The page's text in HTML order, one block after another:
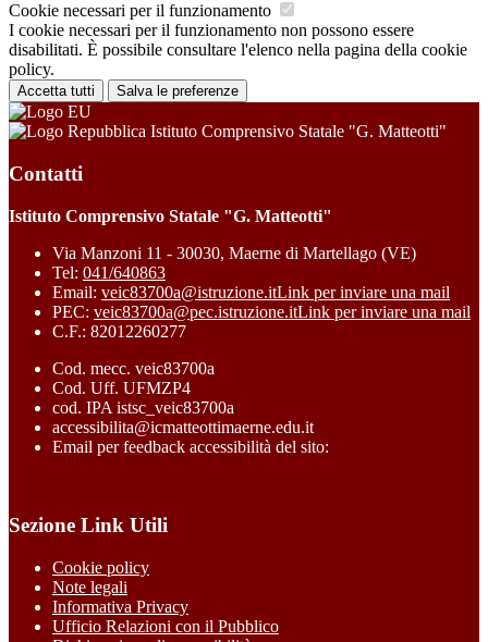
Cookie necessari per il funzionamento
I cookie necessari per il funzionamento non possono essere
disabilitati. È possibile consultare l'elenco nella pagina della cookie
policy.
Accetta tutti Salva le preferenze
Istituto Comprensivo Statale "G. Matteotti"
Contatti
Istituto Comprensivo Statale "G. Matteotti"
Via Manzoni 11 - 30030, Maerne di Martellago (VE)
Tel: 041/640863
Email: veic83700a@istruzione.itLink per inviare una mail
PEC: veic83700a@pec.istruzione.itLink per inviare una mail
C.F.: 82012260277
Cod. mecc. veic83700a
Cod. Uff. UFMZP4
cod. IPA istsc_veic83700a
accessibilita@icmatteottimaerne.edu.it
Email per feedback accessibilità del sito:
Sezione Link Utili
Cookie policy
Note legali
Informativa Privacy
Ufficio Relazioni con il Pubblico